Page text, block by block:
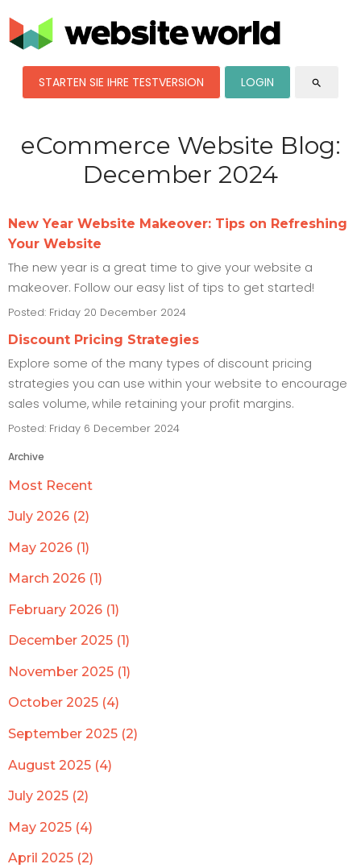
STARTEN SIE IHRE TESTVERSION LOGIN search
eCommerce Website Blog:
December 2024
New Year Website Makeover: Tips on Refreshing
Your Website
The new year is a great time to give your website a
makeover. Follow our easy list of tips to get started!
Posted: Friday 20 December 2024
Discount Pricing Strategies
Explore some of the many types of discount pricing
strategies you can use within your website to encourage
sales volume, while retaining your profit margins.
Posted: Friday 6 December 2024
Archive
Most Recent
July 2026 (2)
May 2026 (1)
March 2026 (1)
February 2026 (1)
December 2025 (1)
November 2025 (1)
October 2025 (4)
September 2025 (2)
August 2025 (4)
July 2025 (2)
May 2025 (4)
April 2025 (2)